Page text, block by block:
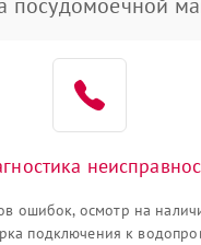
ошибок, осмотр на
подключения к